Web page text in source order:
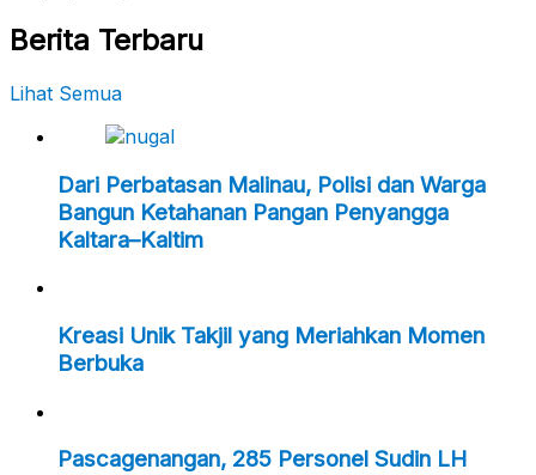
Berita Terbaru
Lihat Semua
Dari Perbatasan Malinau, Polisi dan Warga
Bangun Ketahanan Pangan Penyangga
Kaltara–Kaltim
Kreasi Unik Takjil yang Meriahkan Momen
Berbuka
Pascagenangan, 285 Personel Sudin LH